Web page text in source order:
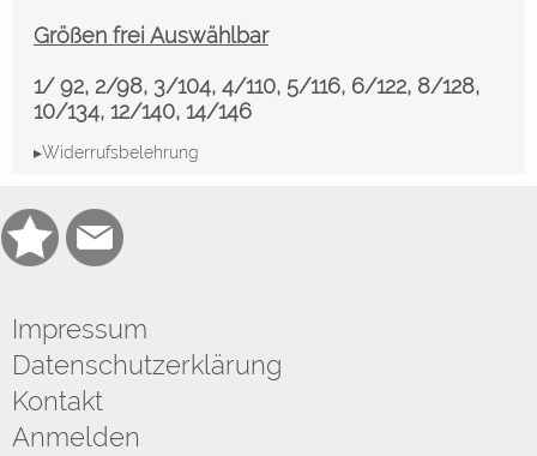
Größen frei Auswählbar
1/ 92, 2/98, 3/104, 4/110, 5/116, 6/122, 8/128,
10/134, 12/140, 14/146
▸Widerrufsbelehrung
Impressum
Datenschutzerklärung
Kontakt
Anmelden